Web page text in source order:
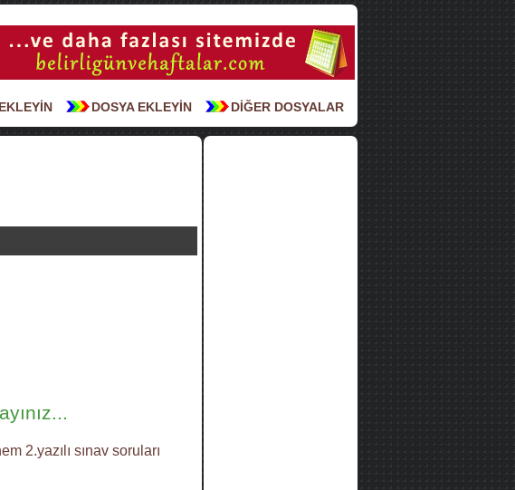
DİĞER DOSYALAR
DOSYA EKLEYİN
2.yazılı sınav soruları